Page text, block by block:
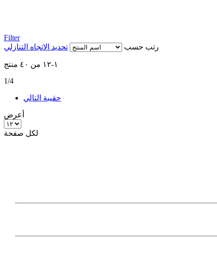
Filter
رتب حسب
تحديد الاتجاه التنازلي
١-١٢ من ٤٠ منتج
1/4
حقيبة التالي
أعرض
لكل صفحة